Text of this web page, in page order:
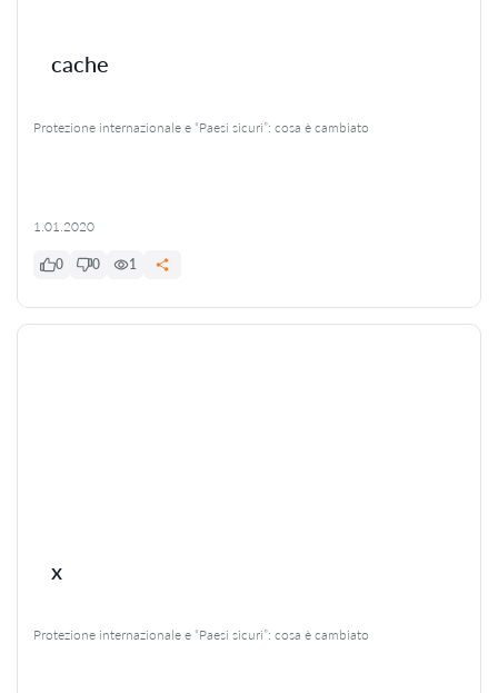
cache
Protezione internazionale e “Paesi sicuri”: cosa è cambiato
1.01.2020
0 0 1
x
Protezione internazionale e “Paesi sicuri”: cosa è cambiato